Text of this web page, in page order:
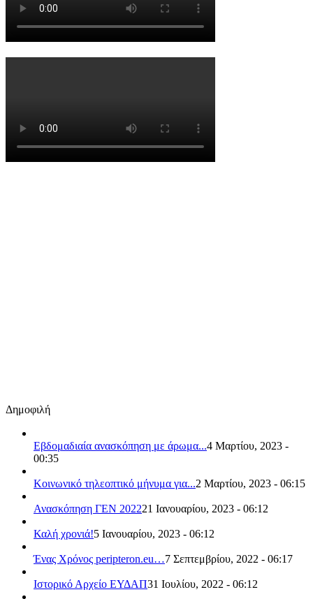
Δημοφιλή
Εβδομαδιαία ανασκόπηση με άρωμα...4 Μαρτίου, 2023 -
00:35
Κοινωνικό τηλεοπτικό μήνυμα για...2 Μαρτίου, 2023 - 06:15
Ανασκόπηση ΓΕΝ 202221 Ιανουαρίου, 2023 - 06:12
Καλή χρονιά!5 Ιανουαρίου, 2023 - 06:12
Ένας Χρόνος peripteron.eu…7 Σεπτεμβρίου, 2022 - 06:17
Ιστορικό Αρχείο ΕΥΔΑΠ31 Ιουλίου, 2022 - 06:12